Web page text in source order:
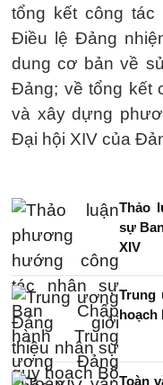
tổng kết công
Điều lệ Đảng
dung cơ bản về
Đảng; về tổng kết
và xây dựng
Đại hội XIV của
Thảo
sự
XIV
Trung
hoạch
Toàn